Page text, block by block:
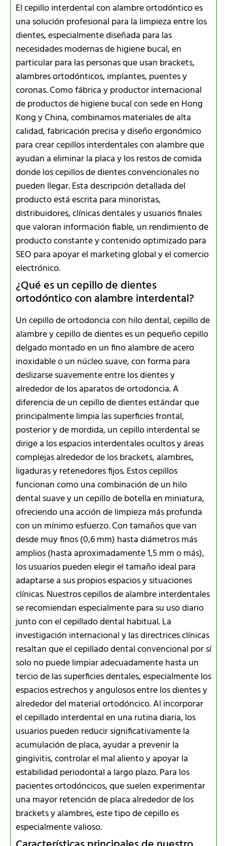
El cepillo interdental con alambre ortodóntico es
una solución profesional para la limpieza entre los
dientes, especialmente diseñada para las
necesidades modernas de higiene bucal, en
particular para las personas que usan brackets,
alambres ortodónticos, implantes, puentes y
coronas. Como fábrica y productor internacional
de productos de higiene bucal con sede en Hong
Kong y China, combinamos materiales de alta
calidad, fabricación precisa y diseño ergonómico
para crear cepillos interdentales con alambre que
ayudan a eliminar la placa y los restos de comida
donde los cepillos de dientes convencionales no
pueden llegar. Esta descripción detallada del
producto está escrita para minoristas,
distribuidores, clínicas dentales y usuarios finales
que valoran información fiable, un rendimiento de
producto constante y contenido optimizado para
SEO para apoyar el marketing global y el comercio
electrónico.
¿Qué es un cepillo de dientes
ortodóntico con alambre interdental?
Un cepillo de ortodoncia con hilo dental, cepillo de
alambre y cepillo de dientes es un pequeño cepillo
delgado montado en un fino alambre de acero
inoxidable o un núcleo suave, con forma para
deslizarse suavemente entre los dientes y
alrededor de los aparatos de ortodoncia. A
diferencia de un cepillo de dientes estándar que
principalmente limpia las superficies frontal,
posterior y de mordida, un cepillo interdental se
dirige a los espacios interdentales ocultos y áreas
complejas alrededor de los brackets, alambres,
ligaduras y retenedores fijos. Estos cepillos
funcionan como una combinación de un hilo
dental suave y un cepillo de botella en miniatura,
ofreciendo una acción de limpieza más profunda
con un mínimo esfuerzo. Con tamaños que van
desde muy finos (0,6 mm) hasta diámetros más
amplios (hasta aproximadamente 1,5 mm o más),
los usuarios pueden elegir el tamaño ideal para
adaptarse a sus propios espacios y situaciones
clínicas. Nuestros cepillos de alambre interdentales
se recomiendan especialmente para su uso diario
junto con el cepillado dental habitual. La
investigación internacional y las directrices clínicas
resaltan que el cepillado dental convencional por sí
solo no puede limpiar adecuadamente hasta un
tercio de las superficies dentales, especialmente los
espacios estrechos y angulosos entre los dientes y
alrededor del material ortodóncico. Al incorporar
el cepillado interdental en una rutina diaria, los
usuarios pueden reducir significativamente la
acumulación de placa, ayudar a prevenir la
gingivitis, controlar el mal aliento y apoyar la
estabilidad periodontal a largo plazo. Para los
pacientes ortodóncicos, que suelen experimentar
una mayor retención de placa alrededor de los
brackets y alambres, este tipo de cepillo es
especialmente valioso.